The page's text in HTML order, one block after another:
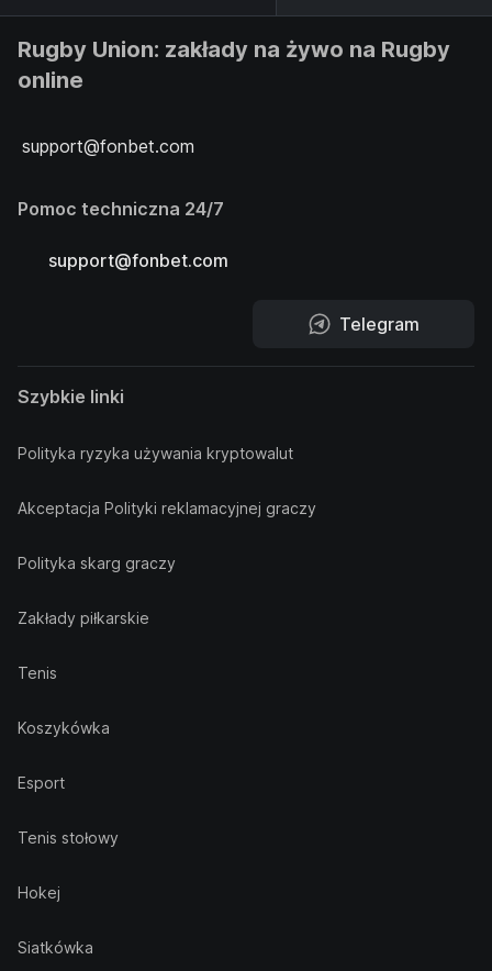
Rugby Union: zakłady na żywo na Rugby
online
support@fonbet.com
Pomoc techniczna 24/7
support@fonbet.com
Telegram
Szybkie linki
Polityka ryzyka używania kryptowalut
Akceptacja Polityki reklamacyjnej graczy
Polityka skarg graczy
Zakłady piłkarskie
Tenis
Koszykówka
Esport
Tenis stołowy
Hokej
Siatkówka